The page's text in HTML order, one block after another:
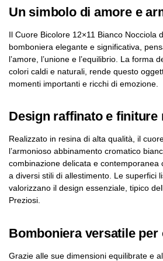
Un simbolo di amore e
Il Cuore Bicolore 12×11 Bianco Nocciola
bomboniera elegante e significativa,
l’amore, l’unione e l’equilibrio. La forma
colori caldi e naturali, rende questo
momenti importanti e ricchi di emozione.
Design raffinato e finiture
Realizzato in resina di alta qualità, il
l’armonioso abbinamento cromatico
combinazione delicata e contemporanea
a diversi stili di allestimento. Le superfici
valorizzano il design essenziale, tipico
Preziosi.
Bomboniera versatile
Grazie alle sue dimensioni equilibrate e